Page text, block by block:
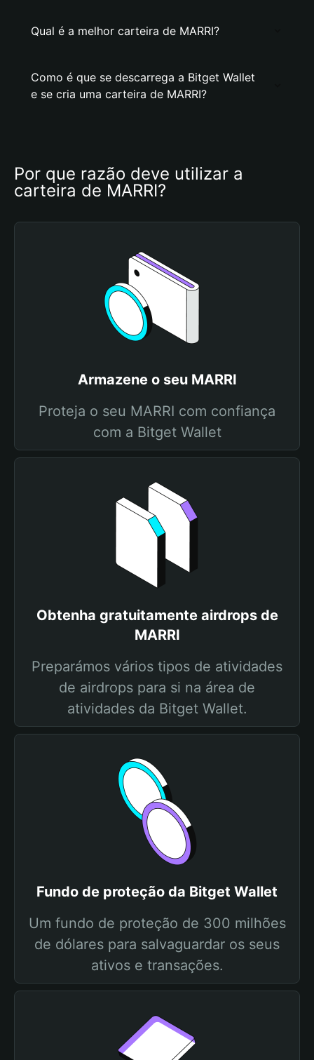
Qual é a melhor carteira de MARRI?
Como é que se descarrega a Bitget Wallet
e se cria uma carteira de MARRI?
Por que razão deve utilizar a
carteira de MARRI?
Armazene o seu MARRI
Proteja o seu MARRI com confiança
com a Bitget Wallet
Obtenha gratuitamente airdrops de
MARRI
Preparámos vários tipos de atividades
de airdrops para si na área de
atividades da Bitget Wallet.
Fundo de proteção da Bitget Wallet
Um fundo de proteção de 300 milhões
de dólares para salvaguardar os seus
ativos e transações.